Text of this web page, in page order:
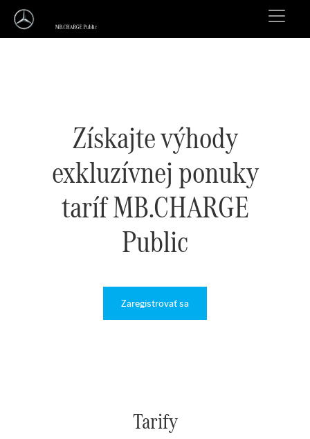
Získajte výhody
exkluzívnej ponuky
taríf MB.CHARGE
Public
Zaregistrovať sa
Tarify